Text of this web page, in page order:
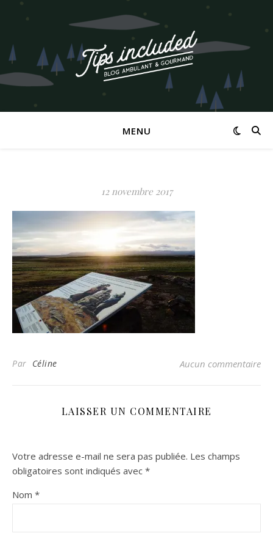
MENU
12 novembre 2017
Par Céline Aucun commentaire
LAISSER UN COMMENTAIRE
Votre adresse e-mail ne sera pas publiée. Les champs
obligatoires sont indiqués avec *
Nom *